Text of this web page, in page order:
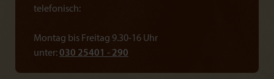
telefonisch:
Montag bis Freitag 9.30-16 Uhr
unter:030 25401 - 290